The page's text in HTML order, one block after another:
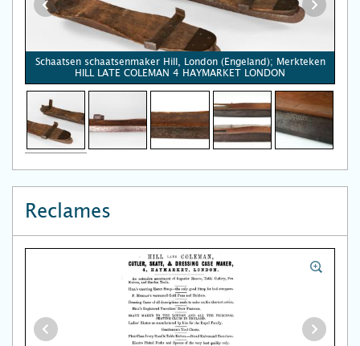
Schaatsen schaatsenmaker Hill, London (Engeland); Merkteken
HILL LATE COLEMAN 4 HAYMARKET LONDON
Reclames